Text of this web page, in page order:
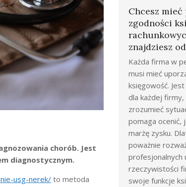
chorób. Jest
diagnostycznym.
usg-nerek/ to metoda
Chcesz mieć
zgodności
znajdziesz
Każda firma w
musi mieć
księgowość.
dla każdej
zrozumieć
pomaga ocenić,
marżę zysku.
poważnie
profesjonalnych
rzeczywistości
swoje funkcje